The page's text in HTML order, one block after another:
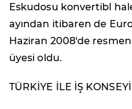
Eskudosu konvertibl
ayından itibaren de
Haziran 2008'de
üyesi oldu.
TÜRKİYE İLE İŞ